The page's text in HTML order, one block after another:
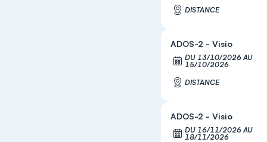
DISTANCE
ADOS-2 - Visio
DU 13/10/2026 AU
15/10/2026
DISTANCE
ADOS-2 - Visio
DU 16/11/2026 AU
18/11/2026